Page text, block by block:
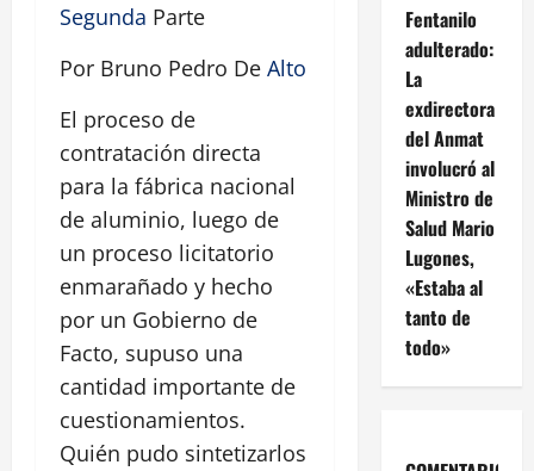
Segunda Parte
Por Bruno Pedro De Alto
El proceso de
contratación directa
para la fábrica nacional
de aluminio, luego de
un proceso licitatorio
enmarañado y hecho
por un Gobierno de
Facto, supuso una
cantidad importante de
cuestionamientos.
Quién pudo sintetizarlos
Fentanilo
adulterado:
La
exdirectora
del Anmat
involucró al
Ministro de
Salud Mario
Lugones,
«Estaba al
tanto de
todo»